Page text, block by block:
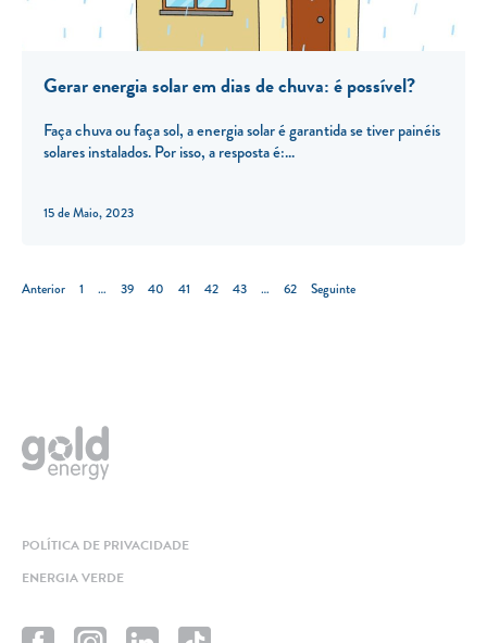
Gerar energia solar em dias de chuva: é possível?
Faça chuva ou faça sol, a energia solar é garantida se tiver painéis
solares instalados. Por isso, a resposta é:
15 de Maio, 2023
Anterior 1 … 39 40 41 42 43 … 62 Seguinte
POLÍTICA DE PRIVACIDADE
ENERGIA VERDE